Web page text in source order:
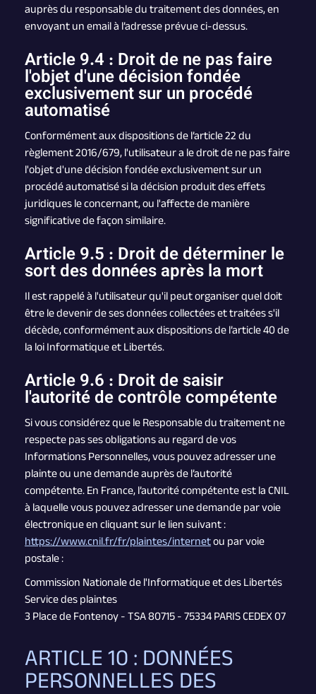
auprès du responsable du traitement des données, en
envoyant un email à l’adresse prévue ci-dessus.
Article 9.4 : Droit de ne pas faire
l'objet d'une décision fondée
exclusivement sur un procédé
automatisé
Conformément aux dispositions de l’article 22 du
règlement 2016/679, l'utilisateur a le droit de ne pas faire
l'objet d'une décision fondée exclusivement sur un
procédé automatisé si la décision produit des effets
juridiques le concernant, ou l'affecte de manière
significative de façon similaire.
Article 9.5 : Droit de déterminer le
sort des données après la mort
Il est rappelé à l'utilisateur qu'il peut organiser quel doit
être le devenir de ses données collectées et traitées s'il
décède, conformément aux dispositions de l’article 40 de
la loi Informatique et Libertés.
Article 9.6 : Droit de saisir
l'autorité de contrôle compétente
Si vous considérez que le Responsable du traitement ne
respecte pas ses obligations au regard de vos
Informations Personnelles, vous pouvez adresser une
plainte ou une demande auprès de l’autorité
compétente. En France, l’autorité compétente est la CNIL
à laquelle vous pouvez adresser une demande par voie
électronique en cliquant sur le lien suivant :
https://www.cnil.fr/fr/plaintes/internetou par voie
postale :
Commission Nationale de l'Informatique et des Libertés
Service des plaintes
3 Place de Fontenoy - TSA 80715 - 75334 PARIS CEDEX 07
ARTICLE 10 : DONNÉES
PERSONNELLES DES